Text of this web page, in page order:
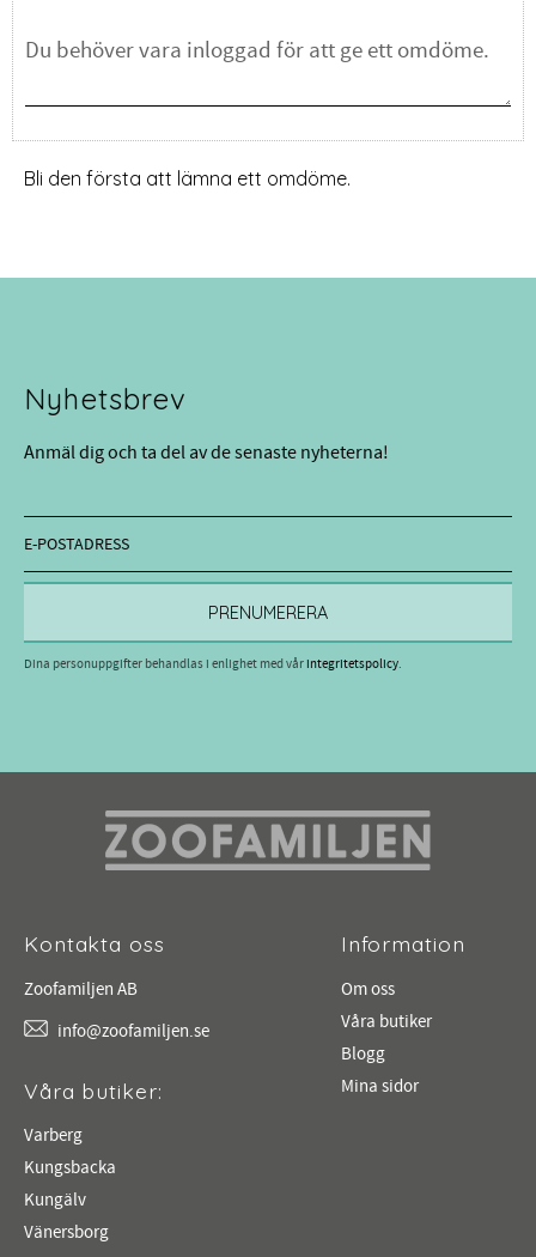
Bli den första att lämna ett omdöme.
Nyhetsbrev
Anmäl dig och ta del av de senaste nyheterna!
PRENUMERERA
Dina personuppgifter behandlas i enlighet med vårintegritetspolicy.
Kontakta oss
Zoofamiljen AB
info@zoofamiljen.se
Våra butiker:
Varberg
Kungsbacka
Kungälv
Vänersborg
Information
Om oss
Våra butiker
Blogg
Mina sidor